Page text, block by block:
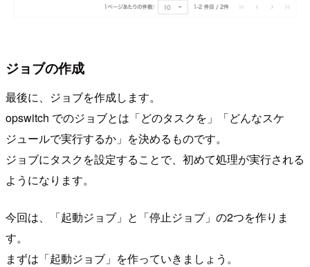
ジョブの作成
最後に、ジョブを作成します。
opswitch でのジョブとは「どのタスクを」「どんなスケ
ジュールで実行するか」を決めるものです。
ジョブにタスクを設定することで、初めて処理が実行される
ようになります。
今回は、「起動ジョブ」と「停止ジョブ」の2つを作りま
す。
まずは「起動ジョブ」を作っていきましょう。